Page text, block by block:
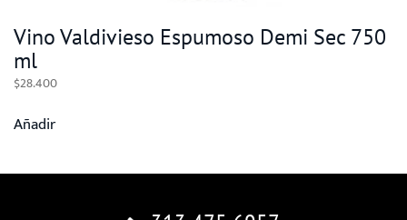
Vino Valdivieso Espumoso Demi Sec 750
ml
$28.400
Añadir